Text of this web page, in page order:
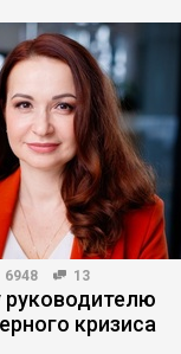
6948 13
кризиса